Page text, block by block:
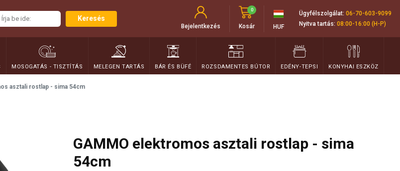
Keresés
Bejelentkezés Kosár
0
HUF
Ügyfélszolgálat: 06-70-603-9099
Nyitva tartás: 08:00-16:00 (H-P)
MOSOGATÁS - TISZTÍTÁS MELEGEN TARTÁS BÁR ÉS BÜFÉ ROZSDAMENTES BÚTOR EDÉNY-TEPSI KONYHAI ESZKÖZ
asztali rostlap - sima 54cm
GAMMO elektromos asztali rostlap - sima
54cm